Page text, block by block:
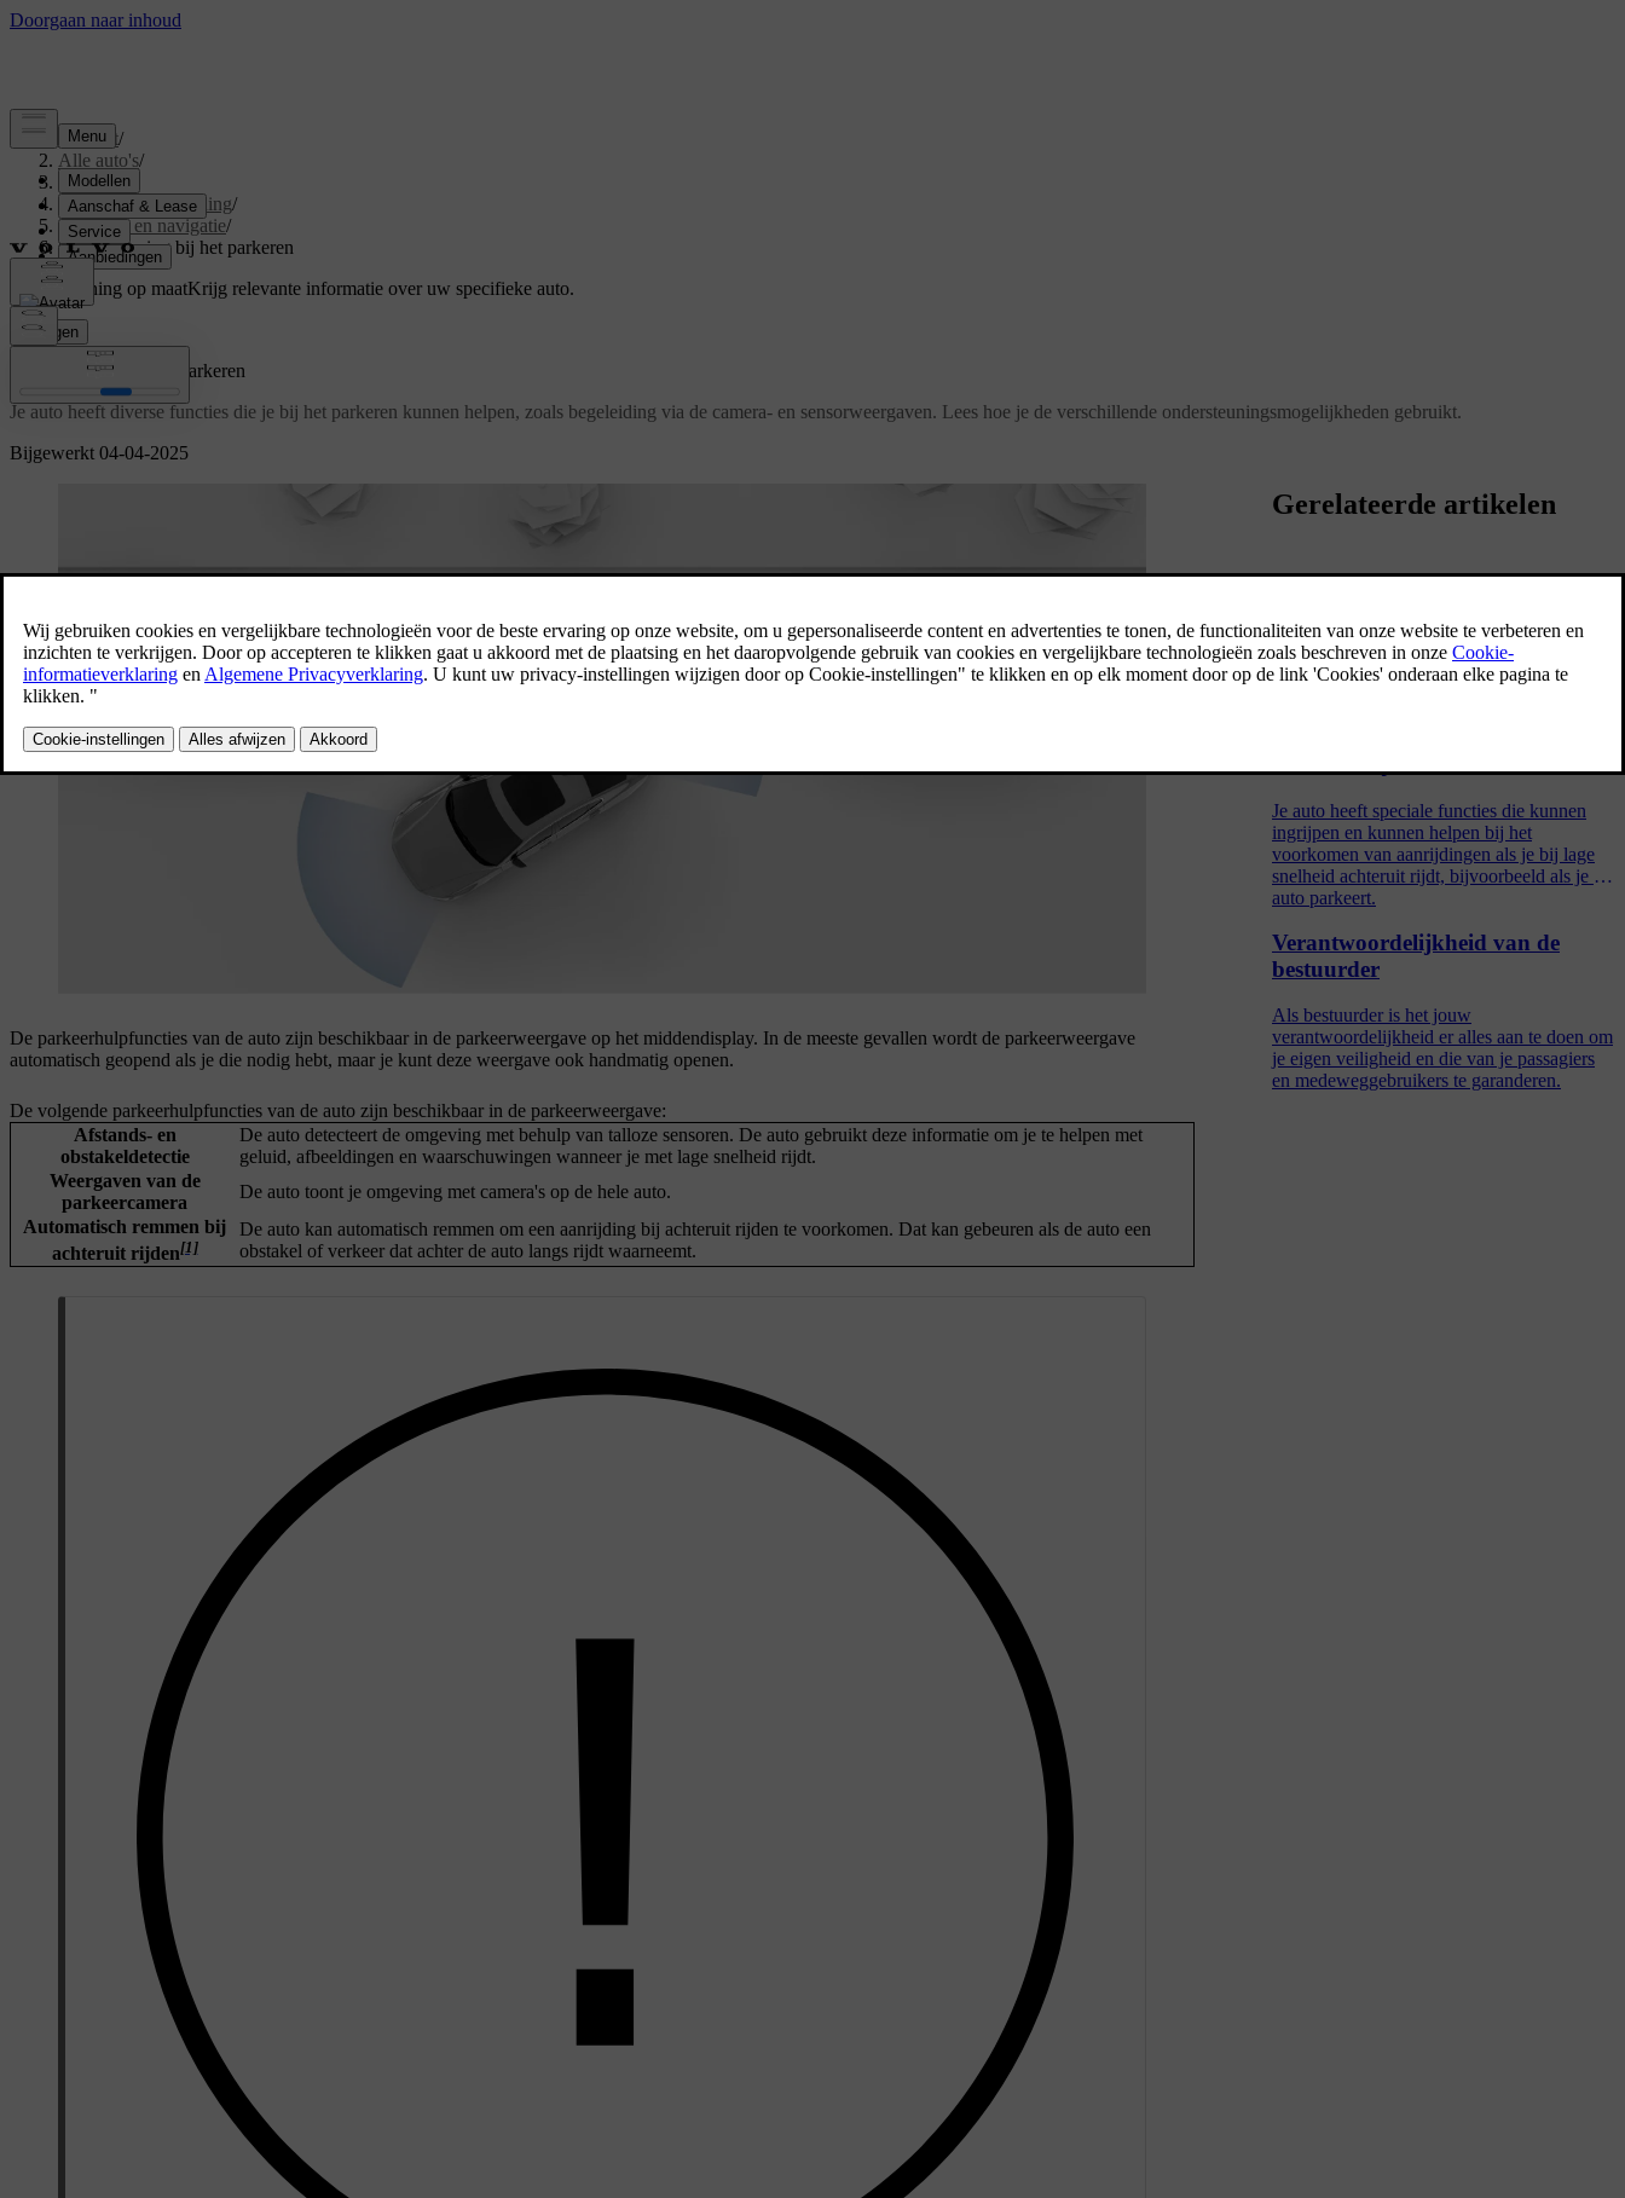
Support/
Alle auto's/
S60 2024
Gebruikershandleiding/
Rijhulp en navigatie/
Ondersteuning bij het parkeren
Ondersteuning op maatKrijg relevante informatie over uw specifieke auto.
Inloggen
Bijgewerkt 04-04-2025
Ondersteuning bij het parkeren
Je auto heeft diverse functies die je bij het parkeren kunnen helpen, zoals begeleiding via de camera- en sensorweergaven. Lees hoe je de verschillende ondersteuningsmogelijkheden gebruikt.
De parkeerhulpfuncties van de auto zijn beschikbaar in de parkeerweergave op het middendisplay. In de meeste gevallen wordt de parkeerweergave
automatisch geopend als je die nodig hebt, maar je kunt deze weergave ook handmatig openen.
De volgende parkeerhulpfuncties van de auto zijn beschikbaar in de parkeerweergave:
Afstands- en
obstakeldetectie
De auto detecteert de omgeving met behulp van talloze sensoren. De auto gebruikt deze informatie om je te helpen met
geluid, afbeeldingen en waarschuwingen wanneer je met lage snelheid rijdt.
Weergaven van de
parkeercamera
De auto toont je omgeving met camera's op de hele auto.
Automatisch remmen bij
achteruit rijden[1]
De auto kan automatisch remmen om een aanrijding bij achteruit rijden te voorkomen. Dat kan gebeuren als de auto een
obstakel of verkeer dat achter de auto langs rijdt waarneemt.
Gerelateerde artikelen
Parkeerrem
De parkeerrem zorgt ervoor dat de auto stil
blijft staan wanneer je stilstaat, bijvoorbeeld
na het parkeren.
Je auto heeft speciale functies die kunnen
ingrijpen en kunnen helpen bij het
voorkomen van aanrijdingen als je bij lage
snelheid achteruit rijdt, bijvoorbeeld als je de
auto parkeert.
Verantwoordelijkheid van de
bestuurder
Als bestuurder is het jouw
verantwoordelijkheid er alles aan te doen om
je eigen veiligheid en die van je passagiers
en medeweggebruikers te garanderen.